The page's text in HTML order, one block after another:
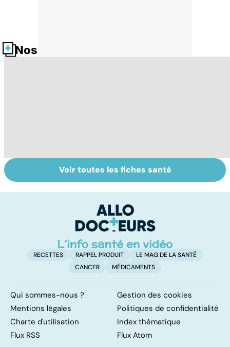
Nos fiches santé
Fin de vie : de la
loi Leonetti à
Mediator® : le
début d'une
Voir toutes les fiches santé
RECETTES RAPPEL PRODUIT
LE MAG DE LA SANTÉ
CANCER
MÉDICAMENTS
Qui sommes-nous ?
Gestion des cookies
Mentions légales
Politiques de confidentialité
Charte d'utilisation
Index thématique
Flux RSS
Flux Atom